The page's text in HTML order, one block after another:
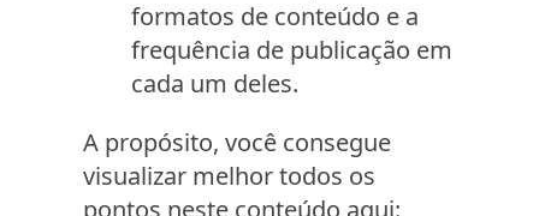
formatos de conteúdo e a
frequência de publicação em
cada um deles.
A propósito, você consegue
visualizar melhor todos os
pontos neste conteúdo aqui: